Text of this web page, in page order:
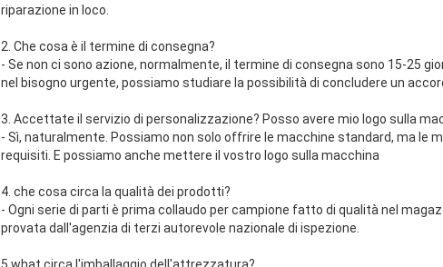
riparazione in loco.
2. Che cosa è il termine di consegna?
- Se non ci sono azione, normalmente, il termine di consegna sono 15-25
nel bisogno urgente, possiamo studiare la possibilità di concludere un
3. Accettate il servizio di personalizzazione? Posso avere mio logo sulla
- Sì, naturalmente. Possiamo non solo offrire le macchine standard, ma le
requisiti. E possiamo anche mettere il vostro logo sulla macchina
4. che cosa circa la qualità dei prodotti?
- Ogni serie di parti è prima collaudo per campione fatto di qualità nel
provata dall'agenzia di terzi autorevole nazionale di ispezione.
5.what circa l'imballaggio dell'attrezzatura?